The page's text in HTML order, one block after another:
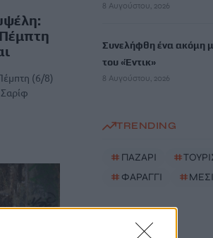
(6/8)
8 Αυγούστου, 2026
Συνελήφθη ένα ακόμη
του «Έντικ»
8 Αυγούστου, 2026
TRENDING
# ΠΑΖΑΡΙ #
# ΦΑΡΑΓΓΙ #ΜΕΣΙ